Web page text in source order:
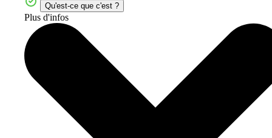
Qu'est-ce que c'est ?
Plus d'infos